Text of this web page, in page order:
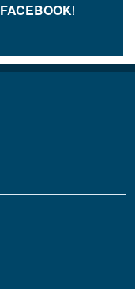
FACEBOOK!